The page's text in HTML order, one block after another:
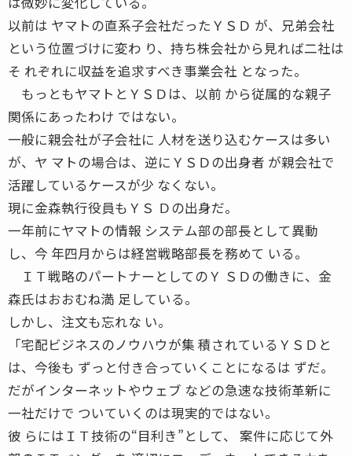
以前は ヤマトの直系子会社だったＹＳＤ が、兄弟会社
という位置づけに変わ り、持ち株会社から見れば二社は
そ れぞれに収益を追求すべき事業会社 となった。
もっともヤマトとＹＳＤは、以前 から従属的な親子
関係にあったわけ ではない。
一般に親会社が子会社に 人材を送り込むケースは多い
が、ヤ マトの場合は、逆にＹＳＤの出身者 が親会社で
活躍しているケースが少 なくない。
現に金森執行役員もＹＳ Ｄの出身だ。
一年前にヤマトの情報 システム部の部長として異動
し、今 年四月からは経営戦略部長を務めて いる。
ＩＴ戦略のパートナーとしてのＹ ＳＤの働きに、金
森氏はおおむね満 足している。
しかし、注文も忘れな い。
「宅配ビジネスのノウハウが集 積されているＹＳＤと
は、今後も ずっと付き合っていくことになるは ずだ。
だがインターネットやウェブ などの急速な技術革新に
一社だけで ついていくのは現実的ではない。
彼 らにはＩＴ技術の“目利き”として、 案件に応じて外